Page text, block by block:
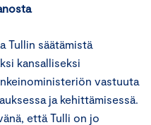
Tullin säätämistä
kansalliseksi
vastuuta
ja kehittämisessä.
että Tulli on jo